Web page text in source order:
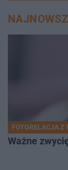
FOTORELACJA Z
Ważne